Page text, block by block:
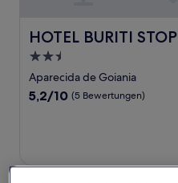
HOTEL BURITI STOP
HOTEL BURITI STOP
2.5-
Sterne-
Unterkunft
Aparecida de Goiania
5.2
5,2/10 (5 Bewertungen)